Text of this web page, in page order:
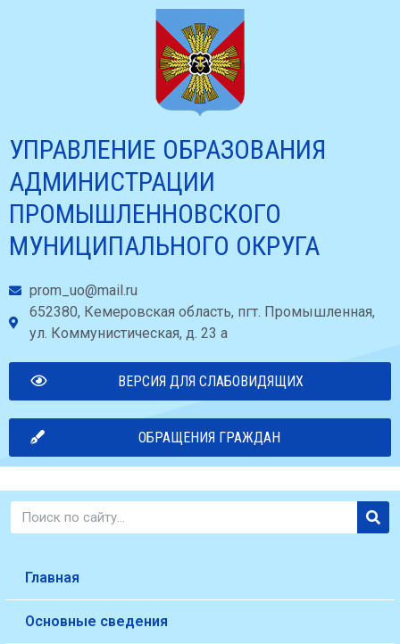
УПРАВЛЕНИЕ ОБРАЗОВАНИЯ
АДМИНИСТРАЦИИ
ПРОМЫШЛЕННОВСКОГО
МУНИЦИПАЛЬНОГО ОКРУГА
prom_uo@mail.ru
652380, Кемеровская область, пгт. Промышленная,
ул. Коммунистическая, д. 23 а
ВЕРСИЯ ДЛЯ СЛАБОВИДЯЩИХ
ОБРАЩЕНИЯ ГРАЖДАН
Главная
Основные сведения